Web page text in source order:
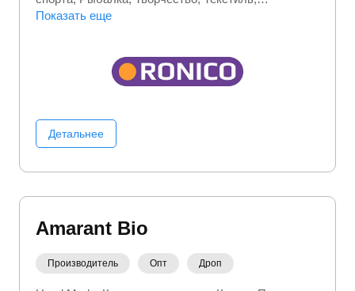
Туристические товары
Показать еще
Детальнее
Amarant Bio
Производитель Опт Дроп